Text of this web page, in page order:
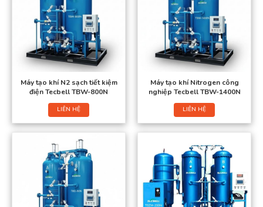
Máy tạo khí N2 sạch tiết kiệm
điện Tecbell TBW-800N
LIÊN HỆ
Máy tạo khí Nitrogen công
nghiệp Tecbell TBW-1400N
LIÊN HỆ